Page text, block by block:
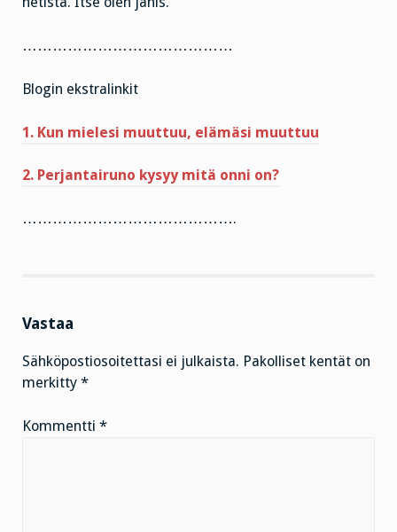
……………………………………
Blogin ekstralinkit
1. Kun mielesi muuttuu, elämäsi muuttuu
2. Perjantairuno kysyy mitä onni on?
…………………………………….
Vastaa
Sähköpostiosoitettasi ei julkaista. Pakolliset kentät on
merkitty *
Kommentti *